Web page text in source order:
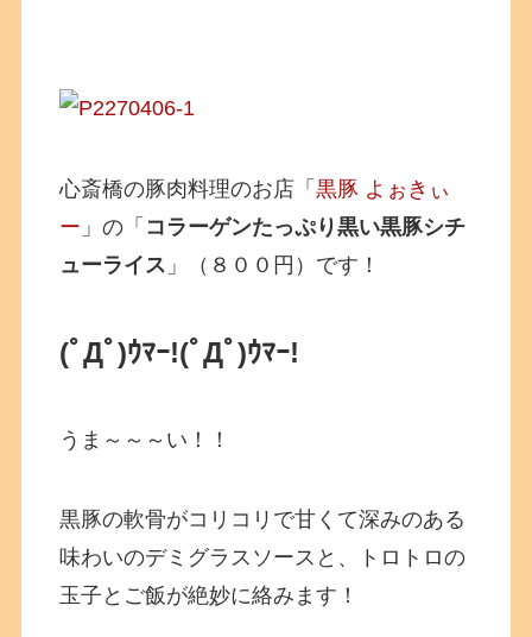
心斎橋の豚肉料理のお店「黒豚 よぉきぃ
ー 」の「 コラーゲンたっぷり黒い黒豚シチ
ューライス 」（８００円）です！
(ﾟДﾟ)ｳﾏｰ!(ﾟДﾟ)ｳﾏｰ!
うま～～～い！！
黒豚の軟骨がコリコリで甘くて深みのある
味わいのデミグラスソースと、トロトロの
玉子とご飯が絶妙に絡みます！